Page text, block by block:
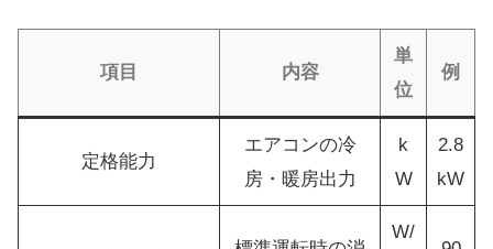
項目 内容
単
位
例
定格能力
エアコンの冷
房・暖房出力
k
W
2.8
kW
W/